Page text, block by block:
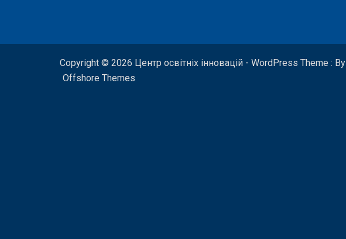
Copyright © 2026 Центр освітніх інновацій - WordPress Theme : By
Offshore Themes